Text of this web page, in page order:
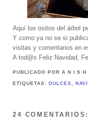
Aquí los ositos del árbol
Y como ya no se si
visitas y comentarios en
A tod@s Feliz Navidad,
PUBLICADO POR A N I S
ETIQUETAS: DULCES
24 COMENTARIOS: